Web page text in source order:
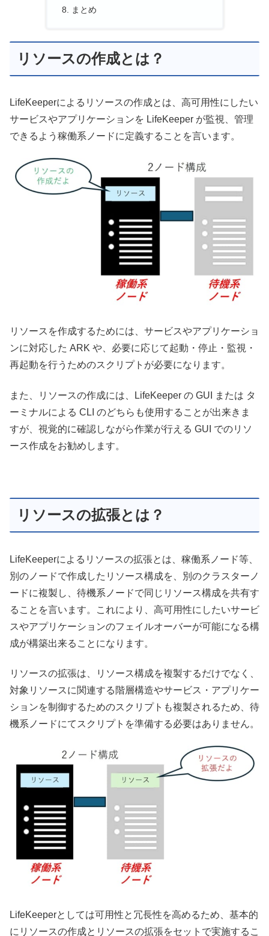
まとめ
リソースの作成とは？
LifeKeeperによるリソースの作成とは、高可用性にしたい
サービスやアプリケーションを LifeKeeper が監視、管理
できるよう稼働系ノードに定義することを言います。
リソースを作成するためには、サービスやアプリケーショ
ンに対応した ARK や、必要に応じて起動・停止・監視・
再起動を行うためのスクリプトが必要になります。
また、リソースの作成には、LifeKeeper の GUI または タ
ーミナルによる CLI のどちらも使用することが出来きま
すが、視覚的に確認しながら作業が行える GUI でのリソ
ース作成をお勧めします。
リソースの拡張とは？
LifeKeeperによるリソースの拡張とは、稼働系ノード等、
別のノードで作成したリソース構成を、別のクラスターノ
ードに複製し、待機系ノードで同じリソース構成を共有す
ることを言います。これにより、高可用性にしたいサービ
スやアプリケーションのフェイルオーバーが可能になる構
成が構築出来ることになります。
リソースの拡張は、リソース構成を複製するだけでなく、
対象リソースに関連する階層構造やサービス・アプリケー
ションを制御するためのスクリプトも複製されるため、待
機系ノードにてスクリプトを準備する必要はありません。
LifeKeeperとしては可用性と冗長性を高めるため、基本的
にリソースの作成とリソースの拡張をセットで実施するこ